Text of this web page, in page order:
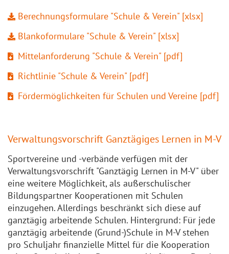
Berechnungsformulare "Schule & Verein" [xlsx]
Blankoformulare "Schule & Verein" [xlsx]
Mittelanforderung "Schule & Verein" [pdf]
Richtlinie "Schule & Verein" [pdf]
Fördermöglichkeiten für Schulen und Vereine [pdf]
Verwaltungsvorschrift Ganztägiges Lernen in M-V
Sportvereine und -verbände verfügen mit der
Verwaltungsvorschrift "Ganztägig Lernen in M-V" über
eine weitere Möglichkeit, als außerschulischer
Bildungspartner Kooperationen mit Schulen
einzugehen. Allerdings beschränkt sich diese auf
ganztägig arbeitende Schulen. Hintergrund: Für jede
ganztägig arbeitende (Grund-)Schule in M-V stehen
pro Schuljahr finanzielle Mittel für die Kooperation